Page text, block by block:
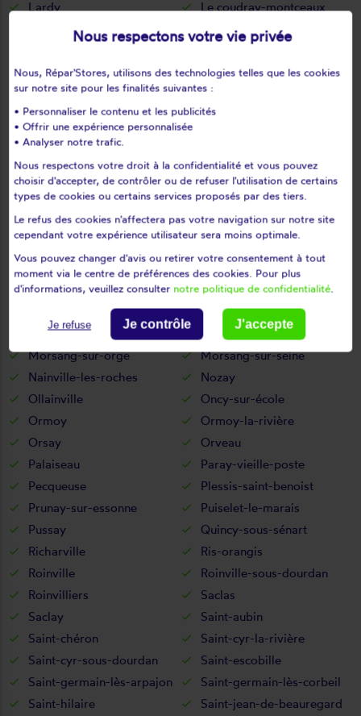
Lardy
Le coudray-montceaux
Le plessis-pâté
Le val-saint-germain
Les ulis
Leudeville
Leuville-sur-orge
Limours
Limours en hurepoix
Linas
Lisses
Longpont-sur-orge
Maisse
Marcoussis
Marolles-en-beauce
Marolles-en-hurepoix
Massy
Mauchamps
Mennecy
Mespuits
Milly-la-forêt
Moigny-sur-école
Mondeville
Montgeron
Montlhéry
Morigny-champigny
Morsang-sur-orge
Morsang-sur-seine
Nainville-les-roches
Nozay
Ollainville
Oncy-sur-école
Ormoy
Ormoy-la-rivière
Orsay
Orveau
Palaiseau
Paray-vieille-poste
Pecqueuse
Plessis-saint-benoist
Prunay-sur-essonne
Puiselet-le-marais
Pussay
Quincy-sous-sénart
Richarville
Ris-orangis
Roinville
Roinville-sous-dourdan
Roinvilliers
Saclas
Saclay
Saint-aubin
Saint-chéron
Saint-cyr-la-rivière
Saint-cyr-sous-dourdan
Saint-escobille
Saint-germain-lès-arpajon
Saint-germain-lès-corbeil
Saint-hilaire
Saint-jean-de-beauregard
Nous respectons votre vie privée
Nous, Répar'Stores, utilisons des technologies telles que les cookies
sur notre site pour les finalités suivantes :
• Personnaliser le contenu et les publicités
• Offrir une expérience personnalisée
• Analyser notre trafic.
Nous respectons votre droit à la confidentialité et vous pouvez
choisir d'accepter, de contrôler ou de refuser l'utilisation de certains
types de cookies ou certains services proposés par des tiers.
Le refus des cookies n'affectera pas votre navigation sur notre site
cependant votre expérience utilisateur sera moins optimale.
Vous pouvez changer d'avis ou retirer votre consentement à tout
moment via le centre de préférences des cookies. Pour plus
d'informations, veuillez consulter notre politique de confidentialité.
Je refuse Je contrôle J'accepte